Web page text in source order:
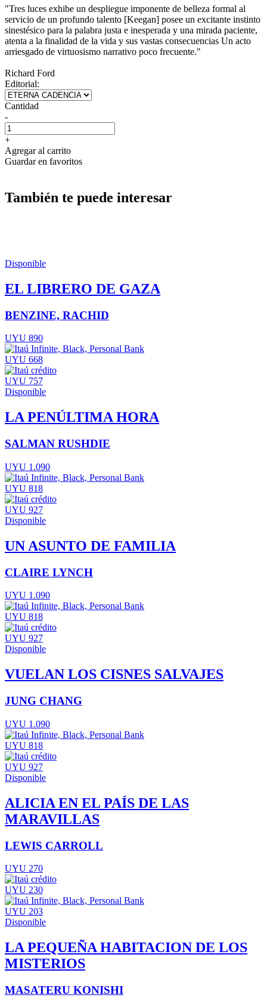
"Tres luces exhibe un despliegue imponente de belleza formal al
servicio de un profundo talento [Keegan] posee un excitante instinto
sinestésico para la palabra justa e inesperada y una mirada paciente,
atenta a la finalidad de la vida y sus vastas consecuencias Un acto
arriesgado de virtuosismo narrativo poco frecuente."
Richard Ford
Editorial:
Cantidad
-
+
Agregar al carrito
Guardar en favoritos
También te puede interesar
Disponible
EL LIBRERO DE GAZA
BENZINE, RACHID
UYU 890
UYU 668
UYU 757
Disponible
LA PENÚLTIMA HORA
SALMAN RUSHDIE
UYU 1.090
UYU 818
UYU 927
Disponible
UN ASUNTO DE FAMILIA
CLAIRE LYNCH
UYU 1.090
UYU 818
UYU 927
Disponible
VUELAN LOS CISNES SALVAJES
JUNG CHANG
UYU 1.090
UYU 818
UYU 927
Disponible
ALICIA EN EL PAÍS DE LAS
MARAVILLAS
LEWIS CARROLL
UYU 270
UYU 230
UYU 203
Disponible
LA PEQUEÑA HABITACION DE LOS
MISTERIOS
MASATERU KONISHI